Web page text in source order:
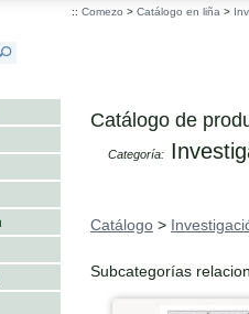
:: Comezo > Catálogo en liña >
Catálogo de
Categoría:
Catálogo >
Subcategorías